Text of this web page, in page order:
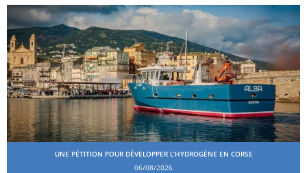
UNE PÉTITION POUR DÉVELOPPER L’HYDROGÈNE EN CORSE
06/08/2026